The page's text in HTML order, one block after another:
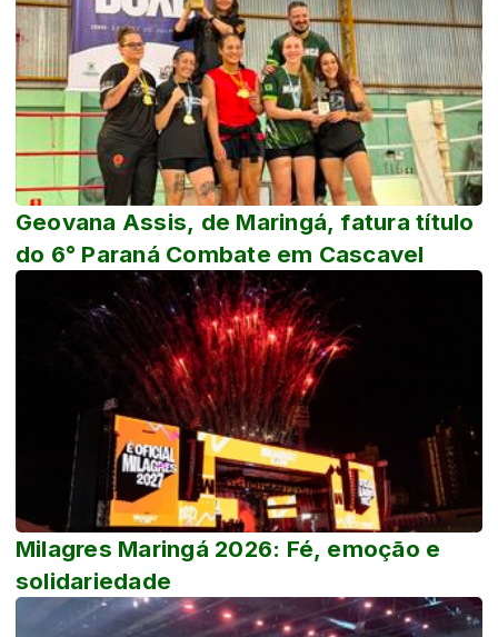
Geovana Assis, de Maringá, fatura título
do 6° Paraná Combate em Cascavel
Milagres Maringá 2026: Fé, emoção e
solidariedade